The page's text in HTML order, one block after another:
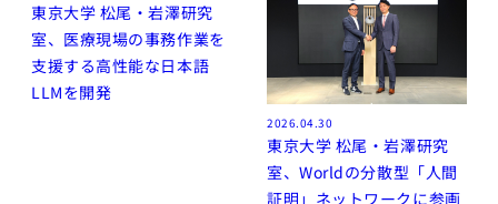
東京大学 松尾・岩澤研究
室、医療現場の事務作業を
支援する高性能な日本語
LLMを開発
2026.04.30
東京大学 松尾・岩澤研究
室、Worldの分散型「人間
証明」ネットワークに参画